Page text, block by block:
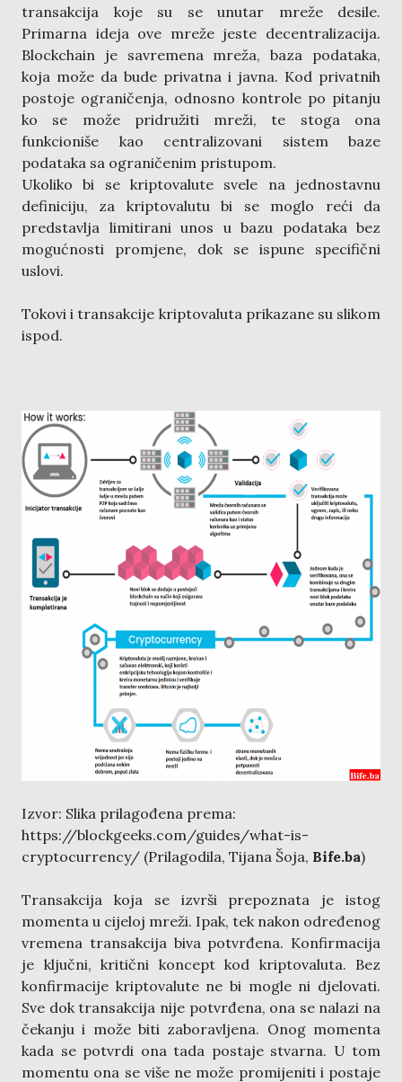
transakcija koje su se unutar mreže desile.
Primarna ideja ove mreže jeste decentralizacija.
Blockchain je savremena mreža, baza podataka,
koja može da bude privatna i javna. Kod privatnih
postoje ograničenja, odnosno kontrole po pitanju
ko se može pridružiti mreži, te stoga ona
funkcioniše kao centralizovani sistem baze
podataka sa ograničenim pristupom.
Ukoliko bi se kriptovalute svele na jednostavnu
definiciju, za kriptovalutu bi se moglo reći da
predstavlja limitirani unos u bazu podataka bez
mogućnosti promjene, dok se ispune specifični
uslovi.
Tokovi i transakcije kriptovaluta prikazane su slikom
ispod.
Izvor: Slika prilagođena prema:
https://blockgeeks.com/guides/what-is-
cryptocurrency/ (Prilagodila, Tijana Šoja, Bife.ba)
Transakcija koja se izvrši prepoznata je istog
momenta u cijeloj mreži. Ipak, tek nakon određenog
vremena transakcija biva potvrđena. Konfirmacija
je ključni, kritični koncept kod kriptovaluta. Bez
konfirmacije kriptovalute ne bi mogle ni djelovati.
Sve dok transakcija nije potvrđena, ona se nalazi na
čekanju i može biti zaboravljena. Onog momenta
kada se potvrdi ona tada postaje stvarna. U tom
momentu ona se više ne može promijeniti i postaje